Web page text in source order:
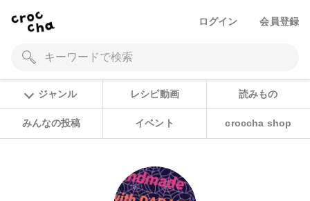
ログイン 会員登録
ジャンル レシピ動画 読みもの
みんなの投稿 イベント croccha shop